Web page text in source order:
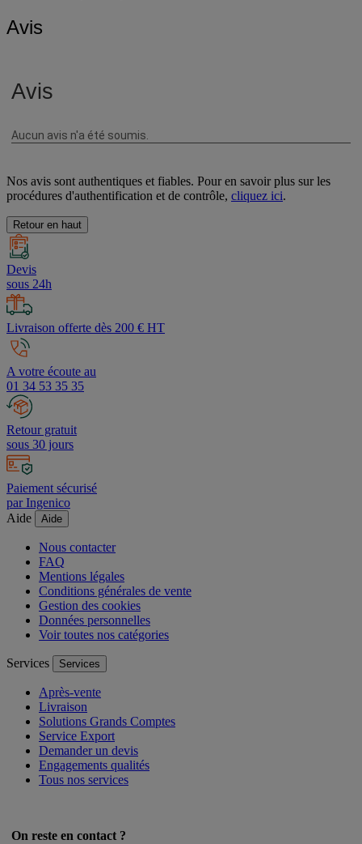
Avis
Nos avis sont authentiques et fiables. Pour en savoir plus sur les
procédures d'authentification et de contrôle, cliquez ici.
Retour en haut
Devis
sous 24h
Livraison offerte dès 200 € HT
A votre écoute au
01 34 53 35 35
Retour gratuit
sous 30 jours
Paiement sécurisé
par Ingenico
Aide
Aide
Nous contacter
FAQ
Mentions légales
Conditions générales de vente
Gestion des cookies
Données personnelles
Voir toutes nos catégories
Services Services
Après-vente
Livraison
Solutions Grands Comptes
Service Export
Demander un devis
Engagements qualités
Tous nos services
On reste en contact ?